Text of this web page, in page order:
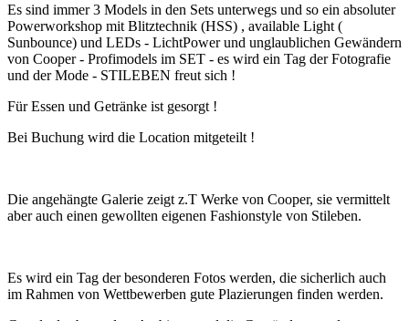
Es sind immer 3 Models in den Sets unterwegs und so ein absoluter
Powerworkshop mit Blitztechnik (HSS) , available Light (
Sunbounce) und LEDs - LichtPower und unglaublichen Gewändern
von Cooper - Profimodels im SET - es wird ein Tag der Fotografie
und der Mode - STILEBEN freut sich !
Für Essen und Getränke ist gesorgt !
Bei Buchung wird die Location mitgeteilt !
Die angehängte Galerie zeigt z.T Werke von Cooper, sie vermittelt
aber auch einen gewollten eigenen Fashionstyle von Stileben.
Es wird ein Tag der besonderen Fotos werden, die sicherlich auch
im Rahmen von Wettbewerben gute Plazierungen finden werden.